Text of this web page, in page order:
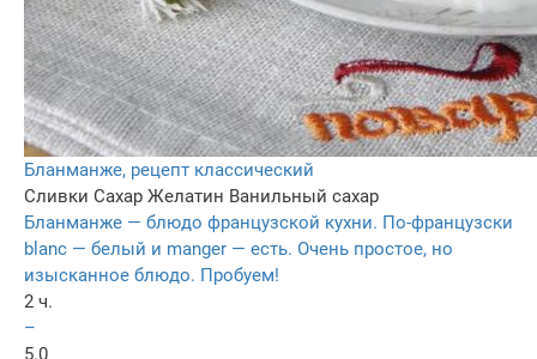
Бланманже, рецепт классический
Сливки Сахар Желатин Ванильный сахар
Бланманже — блюдо французской кухни. По-французски
blanc — белый и manger — есть. Очень простое, но
изысканное блюдо. Пробуем!
2 ч.
–
5.0